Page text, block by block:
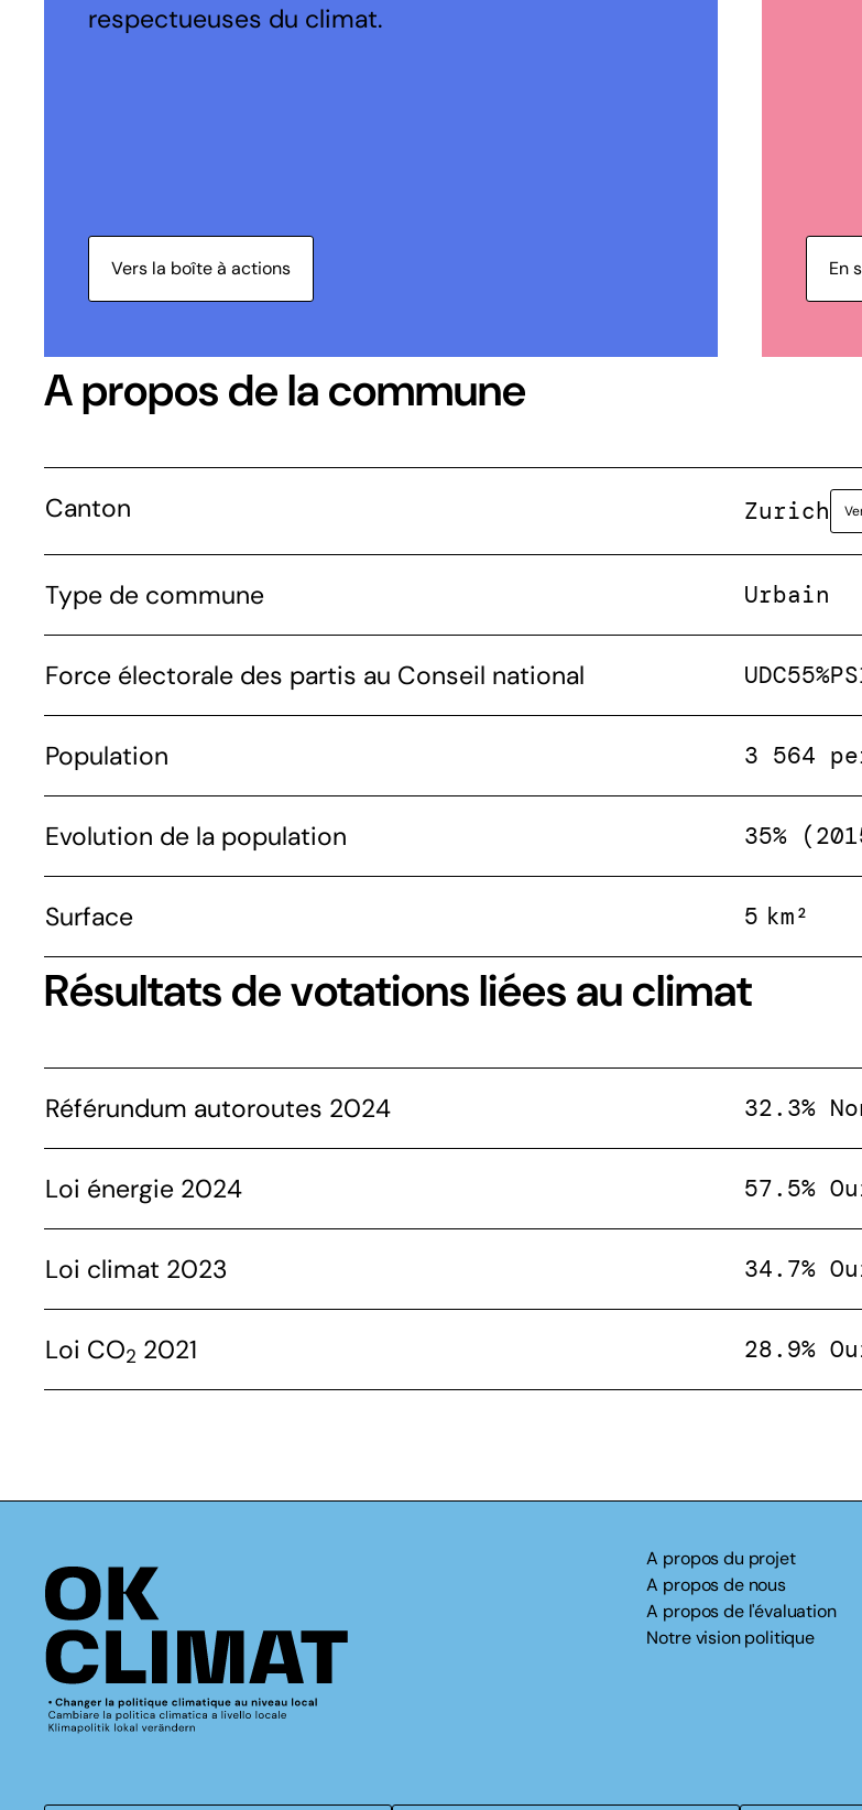
respectueuses du climat.
Vers la boîte à actions En
A propos de la commune
Canton Zurich
Type de commune Urbain
Force électorale des partis au Conseil national UDC55%PS
Population 3 564
Evolution de la population 35%
Surface 5 km²
Résultats de votations liées au climat
Référundum autoroutes 2024 32.3%
Loi énergie 2024 57.5%
Loi climat 2023 34.7%
Loi CO2 2021 28.9%
A propos du projet
A propos de nous
A propos de l'évaluation
Notre vision politique